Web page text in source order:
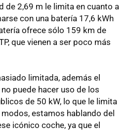
de 2,69 m le limita en cuanto a
con una batería 17,6 kWh
ofrece sólo 159 km de
que vienen a ser poco más
limitada, además el
puede hacer uso de los
de 50 kW, lo que le limita
estamos hablando del
icónico coche, ya que el